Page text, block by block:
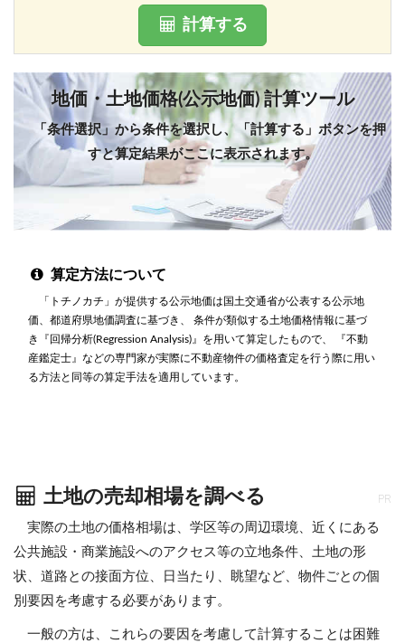
計算する
地価・土地価格(公示地価) 計算ツール
「条件選択」から条件を選択し、「計算する」ボタンを押
すと算定結果がここに表示されます。
算定方法について
「トチノカチ」が提供する公示地価は国土交通省が公表する公示地
価、都道府県地価調査に基づき、 条件が類似する土地価格情報に基づ
き『回帰分析(Regression Analysis)』を用いて算定したもので、 『不動
産鑑定士』などの専門家が実際に不動産物件の価格査定を行う際に用い
る方法と同等の算定手法を適用しています。
土地の売却相場を調べる PR
実際の土地の価格相場は、学区等の周辺環境、近くにある
公共施設・商業施設へのアクセス等の立地条件、土地の形
状、道路との接面方位、日当たり、眺望など、物件ごとの個
別要因を考慮する必要があります。
一般の方は、これらの要因を考慮して計算することは困難